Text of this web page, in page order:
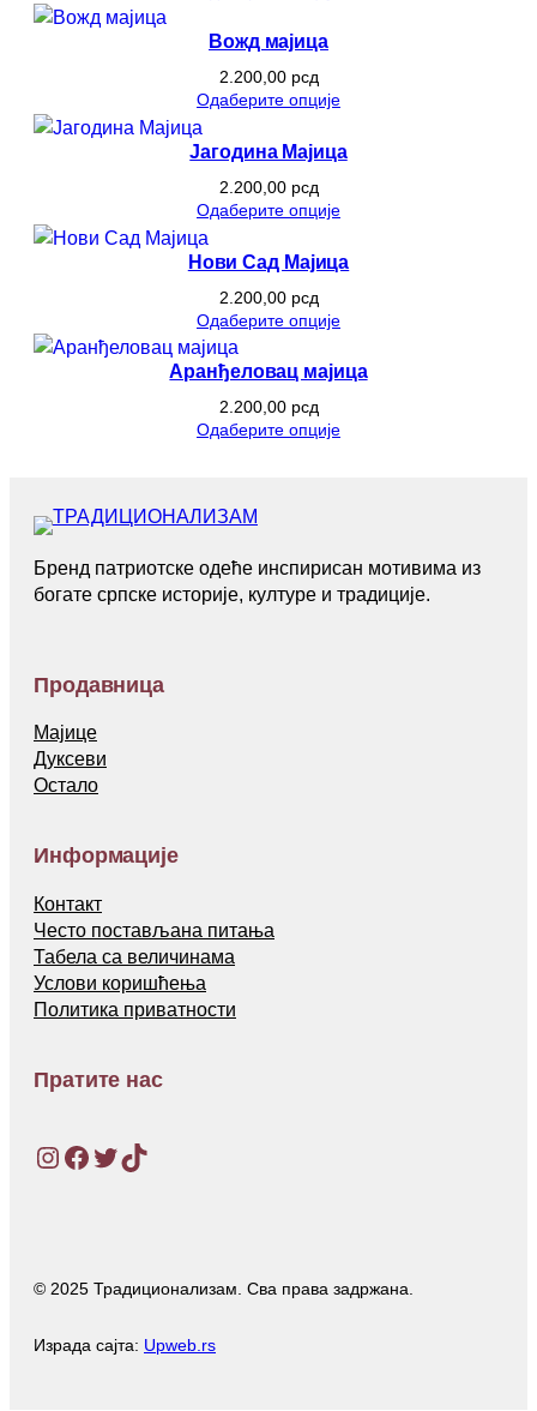
Вожд мајица
2.200,00 рсд
Одаберите опције
Јагодина Мајица
2.200,00 рсд
Одаберите опције
Нови Сад Мајица
2.200,00 рсд
Одаберите опције
Аранђеловац мајица
2.200,00 рсд
Одаберите опције
Бренд патриотске одеће инспирисан мотивима из
богате српске историје, културе и традиције.
Продавница
Мајице
Дуксеви
Остало
Информације
Контакт
Често постављана питања
Табела са величинама
Услови коришћења
Политика приватности
Пратите нас
Instagram Facebook Twitter TikTok
© 2025 Традиционализам. Сва права задржана.
Израда сајта: Upweb.rs